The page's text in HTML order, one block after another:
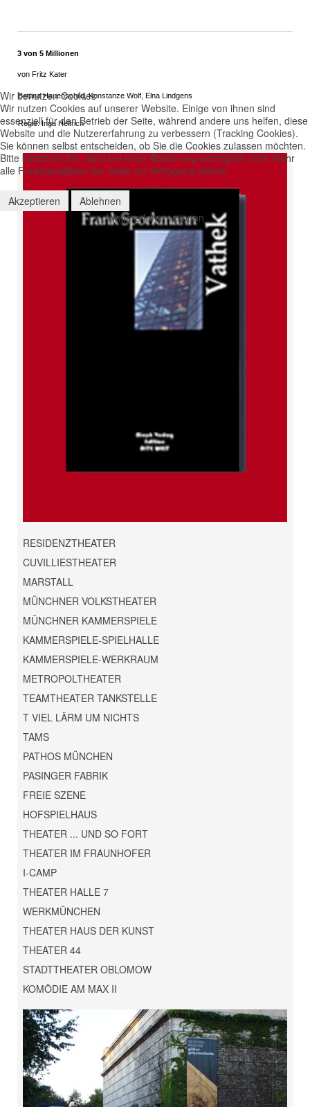
3 von 5 Millionen
von Fritz Kater
Bettina Hauenschild, Konstanze Wolf, Elna Lindgens
Regie: Inga Helfrich
RESIDENZTHEATER
CUVILLIESTHEATER
MARSTALL
MÜNCHNER VOLKSTHEATER
MÜNCHNER KAMMERSPIELE
KAMMERSPIELE-SPIELHALLE
KAMMERSPIELE-WERKRAUM
METROPOLTHEATER
TEAMTHEATER TANKSTELLE
T VIEL LÄRM UM NICHTS
TAMS
PATHOS MÜNCHEN
PASINGER FABRIK
FREIE SZENE
HOFSPIELHAUS
THEATER ... UND SO FORT
THEATER IM FRAUNHOFER
I-CAMP
THEATER HALLE 7
WERKMÜNCHEN
THEATER HAUS DER KUNST
THEATER 44
STADTTHEATER OBLOMOW
KOMÖDIE AM MAX II
Wir benutzen Cookies
Wir nutzen Cookies auf unserer Website. Einige von ihnen sind
essenziell für den Betrieb der Seite, während andere uns helfen, diese
Website und die Nutzererfahrung zu verbessern (Tracking Cookies).
Sie können selbst entscheiden, ob Sie die Cookies zulassen möchten.
Bitte beachten Sie, dass bei einer Ablehnung womöglich nicht mehr
alle Funktionalitäten der Seite zur Verfügung stehen.
Akzeptieren
Ablehnen
Weitere Informationen